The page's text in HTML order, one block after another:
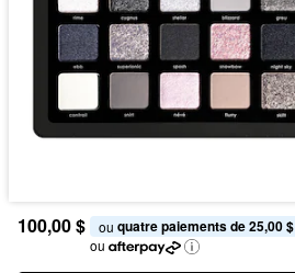
100,00 $ ou quatre paiements de 25,00 $
ou